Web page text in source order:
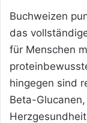
Buchweizen
das
für Menschen
hingegen sind
Beta-